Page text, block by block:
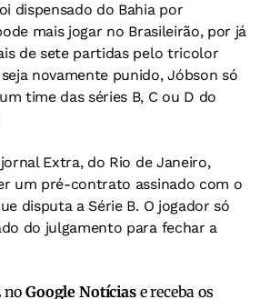
dispensado do Bahia por
mais jogar no Brasileirão, por já
de sete partidas pelo tricolor
novamente punido, Jóbson só
time das séries B, C ou D do
Extra, do Rio de Janeiro,
um pré-contrato assinado com o
disputa a Série B. O jogador só
do julgamento para fechar a
noGoogle Notíciase receba os